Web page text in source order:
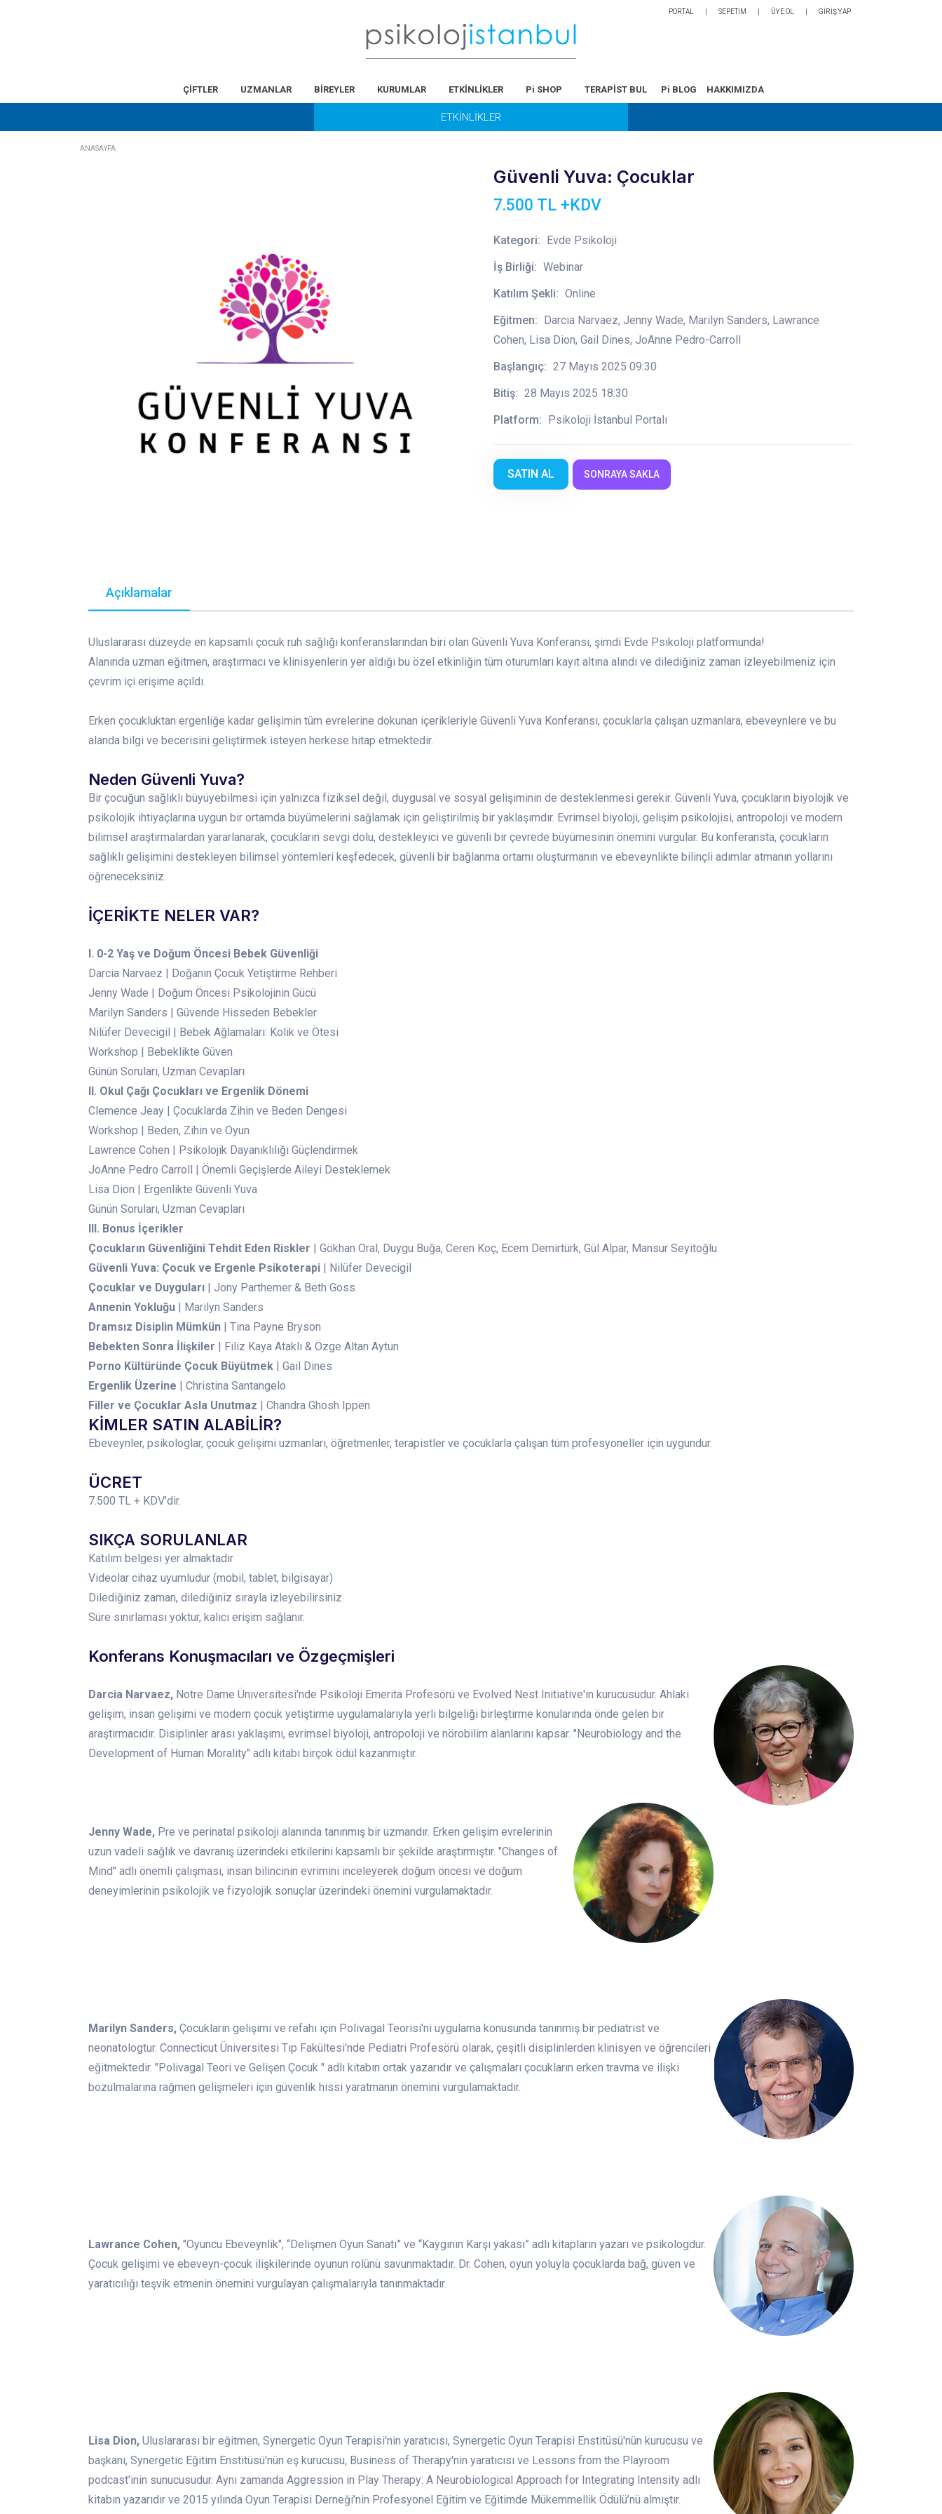
PORTAL SEPETİM ÜYE OL GİRİŞ YAP
ÇİFTLER UZMANLAR BİREYLER KURUMLAR ETKİNLİKLER Pi SHOP TERAPİST BUL Pi BLOG HAKKIMIZDA
ETKİNLİKLER
ANASAYFA
Güvenli Yuva: Çocuklar
7.500 TL +KDV
Kategori: Evde Psikoloji
İş Birliği: Webinar
Katılım Şekli: Online
Eğitmen: Darcia Narvaez, Jenny Wade, Marilyn Sanders, Lawrance
Cohen, Lisa Dion, Gail Dines, JoAnne Pedro-Carroll
Başlangıç: 27 Mayıs 2025 09:30
Bitiş: 28 Mayıs 2025 18:30
Platform: Psikoloji İstanbul Portalı
SATIN AL SONRAYA SAKLA
Açıklamalar
Uluslararası düzeyde en kapsamlı çocuk ruh sağlığı konferanslarından biri olan Güvenli Yuva Konferansı, şimdi Evde Psikoloji platformunda!
Alanında uzman eğitmen, araştırmacı ve klinisyenlerin yer aldığı bu özel etkinliğin tüm oturumları kayıt altına alındı ve dilediğiniz zaman izleyebilmeniz için
çevrim içi erişime açıldı.
Erken çocukluktan ergenliğe kadar gelişimin tüm evrelerine dokunan içerikleriyle Güvenli Yuva Konferansı, çocuklarla çalışan uzmanlara, ebeveynlere ve bu
alanda bilgi ve becerisini geliştirmek isteyen herkese hitap etmektedir.
Neden Güvenli Yuva?
Bir çocuğun sağlıklı büyüyebilmesi için yalnızca fiziksel değil, duygusal ve sosyal gelişiminin de desteklenmesi gerekir. Güvenli Yuva, çocukların biyolojik ve
psikolojik ihtiyaçlarına uygun bir ortamda büyümelerini sağlamak için geliştirilmiş bir yaklaşımdır. Evrimsel biyoloji, gelişim psikolojisi, antropoloji ve modern
bilimsel araştırmalardan yararlanarak, çocukların sevgi dolu, destekleyici ve güvenli bir çevrede büyümesinin önemini vurgular. Bu konferansta, çocukların
sağlıklı gelişimini destekleyen bilimsel yöntemleri keşfedecek, güvenli bir bağlanma ortamı oluşturmanın ve ebeveynlikte bilinçli adımlar atmanın yollarını
öğreneceksiniz.
İÇERİKTE NELER VAR?
I. 0-2 Yaş ve Doğum Öncesi Bebek Güvenliği
Darcia Narvaez | Doğanın Çocuk Yetiştirme Rehberi
Jenny Wade | Doğum Öncesi Psikolojinin Gücü
Marilyn Sanders | Güvende Hisseden Bebekler
Nilüfer Devecigil | Bebek Ağlamaları: Kolik ve Ötesi
Workshop | Bebeklikte Güven
Günün Soruları, Uzman Cevapları
II. Okul Çağı Çocukları ve Ergenlik Dönemi
Clemence Jeay | Çocuklarda Zihin ve Beden Dengesi
Workshop | Beden, Zihin ve Oyun
Lawrence Cohen | Psikolojik Dayanıklılığı Güçlendirmek
JoAnne Pedro Carroll | Önemli Geçişlerde Aileyi Desteklemek
Lisa Dion | Ergenlikte Güvenli Yuva
Günün Soruları, Uzman Cevapları
III. Bonus İçerikler
Çocukların Güvenliğini Tehdit Eden Riskler | Gökhan Oral, Duygu Buğa, Ceren Koç, Ecem Demirtürk, Gül Alpar, Mansur Seyitoğlu
Güvenli Yuva: Çocuk ve Ergenle Psikoterapi | Nilüfer Devecigil
Çocuklar ve Duyguları | Jony Parthemer & Beth Goss
Annenin Yokluğu | Marilyn Sanders
Dramsız Disiplin Mümkün | Tina Payne Bryson
Bebekten Sonra İlişkiler | Filiz Kaya Ataklı & Özge Altan Aytun
Porno Kültüründe Çocuk Büyütmek | Gail Dines
Ergenlik Üzerine | Christina Santangelo
Filler ve Çocuklar Asla Unutmaz | Chandra Ghosh Ippen
KİMLER SATIN ALABİLİR?
Ebeveynler, psikologlar, çocuk gelişimi uzmanları, öğretmenler, terapistler ve çocuklarla çalışan tüm profesyoneller için uygundur.
ÜCRET
7.500 TL + KDV'dir.
SIKÇA SORULANLAR
Katılım belgesi yer almaktadır
Videolar cihaz uyumludur (mobil, tablet, bilgisayar)
Dilediğiniz zaman, dilediğiniz sırayla izleyebilirsiniz
Süre sınırlaması yoktur, kalıcı erişim sağlanır.
Konferans Konuşmacıları ve Özgeçmişleri
Darcia Narvaez, Notre Dame Üniversitesi'nde Psikoloji Emerita Profesörü ve Evolved Nest Initiative'in kurucusudur. Ahlaki
gelişim, insan gelişimi ve modern çocuk yetiştirme uygulamalarıyla yerli bilgeliği birleştirme konularında önde gelen bir
araştırmacıdır. Disiplinler arası yaklaşımı, evrimsel biyoloji, antropoloji ve nörobilim alanlarını kapsar. "Neurobiology and the
Development of Human Morality" adlı kitabı birçok ödül kazanmıştır.
Jenny Wade, Pre ve perinatal psikoloji alanında tanınmış bir uzmandır. Erken gelişim evrelerinin
uzun vadeli sağlık ve davranış üzerindeki etkilerini kapsamlı bir şekilde araştırmıştır. "Changes of
Mind" adlı önemli çalışması, insan bilincinin evrimini inceleyerek doğum öncesi ve doğum
deneyimlerinin psikolojik ve fizyolojik sonuçlar üzerindeki önemini vurgulamaktadır.
Marilyn Sanders, Çocukların gelişimi ve refahı için Polivagal Teorisi'ni uygulama konusunda tanınmış bir pediatrist ve
neonatologtur. Connecticut Üniversitesi Tıp Fakültesi'nde Pediatri Profesörü olarak, çeşitli disiplinlerden klinisyen ve öğrencileri
eğitmektedir. "Polivagal Teori ve Gelişen Çocuk " adlı kitabın ortak yazarıdır ve çalışmaları çocukların erken travma ve ilişki
bozulmalarına rağmen gelişmeleri için güvenlik hissi yaratmanın önemini vurgulamaktadır.
Lawrance Cohen, "Oyuncu Ebeveynlik", “Delişmen Oyun Sanatı” ve “Kaygının Karşı yakası” adlı kitapların yazarı ve psikologdur.
Çocuk gelişimi ve ebeveyn-çocuk ilişkilerinde oyunun rolünü savunmaktadır. Dr. Cohen, oyun yoluyla çocuklarda bağ, güven ve
yaratıcılığı teşvik etmenin önemini vurgulayan çalışmalarıyla tanınmaktadır.
Lisa Dion, Uluslararası bir eğitmen, Synergetic Oyun Terapisi'nin yaratıcısı, Synergetic Oyun Terapisi Enstitüsü'nün kurucusu ve
başkanı, Synergetic Eğitim Enstitüsü'nün eş kurucusu, Business of Therapy'nin yaratıcısı ve Lessons from the Playroom
podcast'inin sunucusudur. Aynı zamanda Aggression in Play Therapy: A Neurobiological Approach for Integrating Intensity adlı
kitabın yazarıdır ve 2015 yılında Oyun Terapisi Derneği’nin Profesyonel Eğitim ve Eğitimde Mükemmellik Ödülü’nü almıştır.